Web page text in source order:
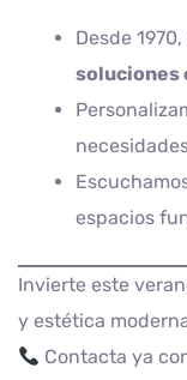
Desde
soluciones
espacios
Invierte este
y estética
Contacta ya